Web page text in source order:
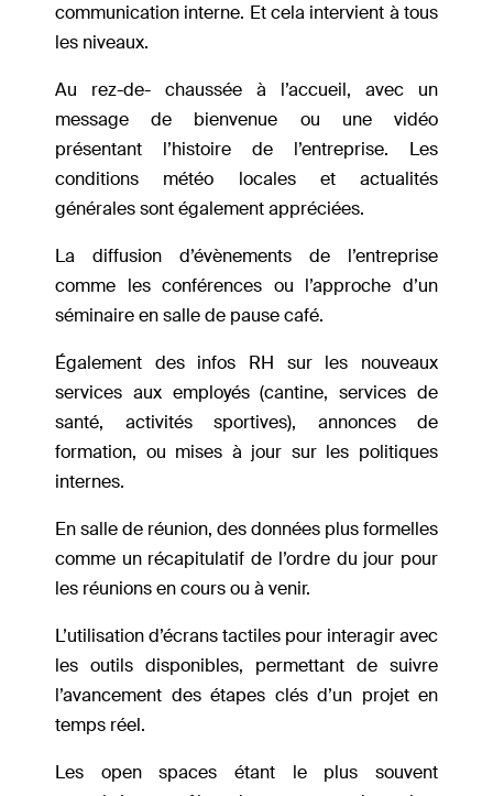
communication interne. Et cela intervient à tous
les niveaux.
Au rez-de- chaussée à l’accueil, avec un
message de bienvenue ou une vidéo
présentant l’histoire de l’entreprise. Les
conditions météo locales et actualités
générales sont également appréciées.
La diffusion d’évènements de l’entreprise
comme les conférences ou l’approche d’un
séminaire en salle de pause café.
Également des infos RH sur les nouveaux
services aux employés (cantine, services de
santé, activités sportives), annonces de
formation, ou mises à jour sur les politiques
internes.
En salle de réunion, des données plus formelles
comme un récapitulatif de l’ordre du jour pour
les réunions en cours ou à venir.
L’utilisation d’écrans tactiles pour interagir avec
les outils disponibles, permettant de suivre
l’avancement des étapes clés d’un projet en
temps réel.
Les open spaces étant le plus souvent